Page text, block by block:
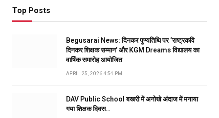
Top Posts
Begusarai News: दिनकर पुण्यतिथि पर ‘राष्ट्रकवि
दिनकर शिक्षक सम्मान’ और KGM Dreams विद्यालय का
वार्षिक समारोह आयोजित
APRIL 25, 2026 4:54 PM
DAV Public School बखरी में अनोखे अंदाज में मनाया
गया शिक्षक दिवस…